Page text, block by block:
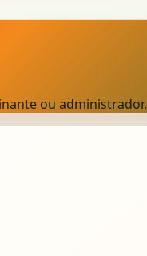
ou administrador.